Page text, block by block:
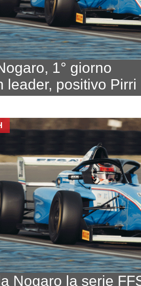
1° giorno
leader, positivo Pirri
Nogaro la serie